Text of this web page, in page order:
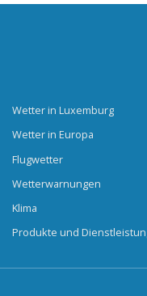
Wetter in Luxemburg
Wetter in Europa
Flugwetter
Wetterwarnungen
Klima
Produkte und